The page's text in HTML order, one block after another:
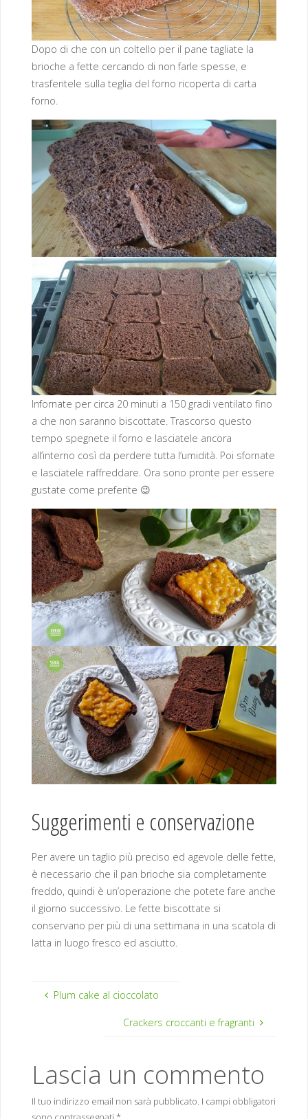
Dopo di che con un coltello per il pane tagliate la
brioche a fette cercando di non farle spesse, e
trasferitele sulla teglia del forno ricoperta di carta
forno.
Infornate per circa 20 minuti a 150 gradi ventilato fino
a che non saranno biscottate. Trascorso questo
tempo spegnete il forno e lasciatele ancora
all’interno così da perdere tutta l’umidità. Poi sfornate
e lasciatele raffreddare. Ora sono pronte per essere
gustate come preferite 😉
Suggerimenti e conservazione
Per avere un taglio più preciso ed agevole delle fette,
è necessario che il pan brioche sia completamente
freddo, quindi è un’operazione che potete fare anche
il giorno successivo. Le fette biscottate si
conservano per più di una settimana in una scatola di
latta in luogo fresco ed asciutto.
Plum cake al cioccolato
Crackers croccanti e fragranti
Lascia un commento
Il tuo indirizzo email non sarà pubblicato. I campi obbligatori